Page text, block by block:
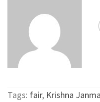
Tags: fair, Krishna